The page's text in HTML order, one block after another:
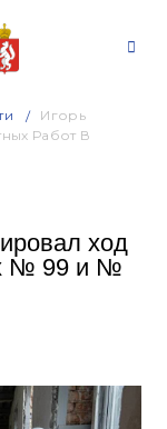
Игорь
Работ В
ход
№ 99 и №